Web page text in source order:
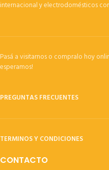
internacional y electrodomésticos
Pasá a visitarnos o compralo hoy
esperamos!
PREGUNTAS FRECUENTES
TERMINOS Y CONDICIONES
CONTACTO